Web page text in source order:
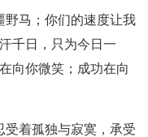
野马；你们的速度让我
千日，只为今日一
向你微笑；成功在向
受着孤独与寂寞，承受